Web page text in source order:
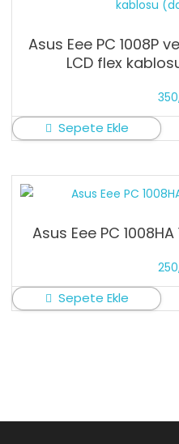
Asus Eee PC 1008P
LCD flex
Sepete Ekle
Asus Eee PC
Sepete Ekle